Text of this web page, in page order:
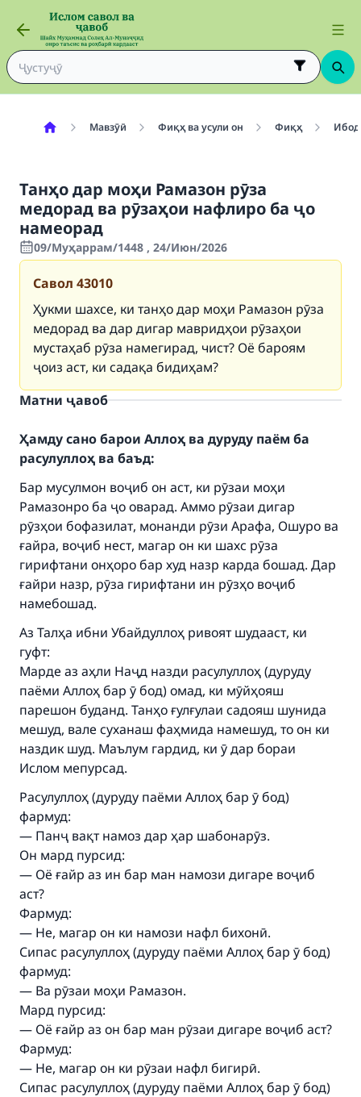
Мавзӯӣ Фиқҳ ва усули он Фиқҳ
Танҳо дар моҳи Рамазон рӯза
медорад ва рӯзаҳои нафлиро ба ҷо
намеорад
09/Муҳаррам/1448 , 24/Июн/2026
Савол 43010
Ҳукми шахсе, ки танҳо дар моҳи Рамазон рӯза
медорад ва дар дигар мавридҳои рӯзаҳои
мустаҳаб рӯза намегирад, чист? Оё бароям
ҷоиз аст, ки садақа бидиҳам?
Матни ҷавоб
Ҳамду сано барои Аллоҳ ва дуруду паём ба
расулуллоҳ ва баъд:
Бар мусулмон воҷиб он аст, ки рӯзаи моҳи
Рамазонро ба ҷо оварад. Аммо рӯзаи дигар
рӯзҳои бофазилат, монанди рӯзи Арафа, Ошуро ва
ғайра, воҷиб нест, магар он ки шахс рӯза
гирифтани онҳоро бар худ назр карда бошад. Дар
ғайри назр, рӯза гирифтани ин рӯзҳо воҷиб
намебошад.
Аз Талҳа ибни Убайдуллоҳ ривоят шудааст, ки
гуфт:
Марде аз аҳли Наҷд назди расулуллоҳ (дуруду
паёми Аллоҳ бар ӯ бод) омад, ки мӯйҳояш
парешон буданд. Танҳо ғулғулаи садояш шунида
мешуд, вале суханаш фаҳмида намешуд, то он ки
наздик шуд. Маълум гардид, ки ӯ дар бораи
Ислом мепурсад.
Расулуллоҳ (дуруду паёми Аллоҳ бар ӯ бод)
фармуд:
— Панҷ вақт намоз дар ҳар шабонарӯз.
Он мард пурсид:
— Оё ғайр аз ин бар ман намози дигаре воҷиб
аст?
Фармуд:
— Не, магар он ки намози нафл бихонӣ.
Сипас расулуллоҳ (дуруду паёми Аллоҳ бар ӯ бод)
фармуд:
— Ва рӯзаи моҳи Рамазон.
Мард пурсид:
— Оё ғайр аз он бар ман рӯзаи дигаре воҷиб аст?
Фармуд:
— Не, магар он ки рӯзаи нафл бигирӣ.
Сипас расулуллоҳ (дуруду паёми Аллоҳ бар ӯ бод)